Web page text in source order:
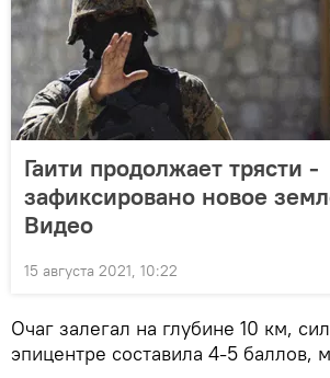
Гаити продолжает трясти -
зафиксировано новое
Видео
15 августа 2021, 10:22
Очаг залегал на глубине 10 км,
эпицентре составила 4-5 баллов,